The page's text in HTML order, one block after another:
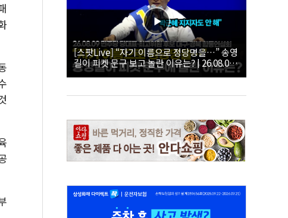
[스팟Live] “자기 이름으로 정당명을…” 송영
길이 피켓 문구 보고 놀란 이유는? | 26.08.09
더불어민주당 당대표·최고위원 후보 대구·경